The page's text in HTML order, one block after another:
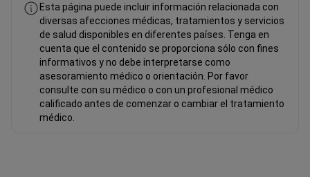
Esta página puede incluir información relacionada con
diversas afecciones médicas, tratamientos y servicios
de salud disponibles en diferentes países. Tenga en
cuenta que el contenido se proporciona sólo con fines
informativos y no debe interpretarse como
asesoramiento médico o orientación. Por favor
consulte con su médico o con un profesional médico
calificado antes de comenzar o cambiar el tratamiento
médico.